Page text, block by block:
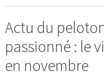
Femmes
T-Shirts
Accessoires
Actu du
passionné : le
en novembre